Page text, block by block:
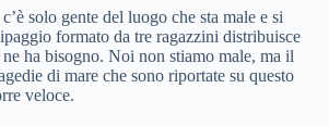
solo gente del luogo che sta male e si
formato da tre ragazzini distribuisce
ha bisogno. Noi non stiamo male, ma il
di mare che sono riportate su questo
veloce.